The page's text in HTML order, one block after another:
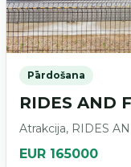
Pārdošana
RIDES AND
Atrakcija, RIDES
EUR 165000